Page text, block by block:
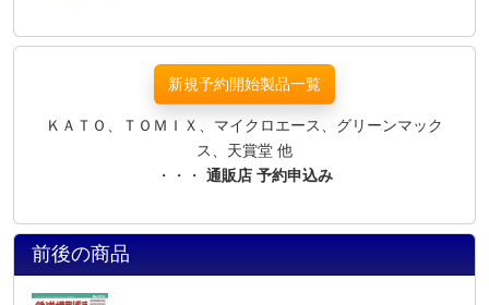
新規予約開始製品一覧
ＫＡＴＯ、ＴＯＭＩＸ、マイクロエース、グリーンマック
ス、天賞堂 他
・・・ 通販店 予約申込み
前後の商品